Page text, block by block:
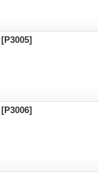
[P3005]
[P3006]